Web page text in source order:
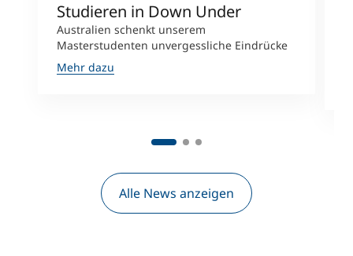
Studieren in Down Under
Australien schenkt unserem
Masterstudenten unvergessliche Eindrücke
Mehr dazu
Alle News anzeigen